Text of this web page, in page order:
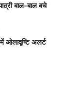
बाल-बाल बचे
ओलावृष्टि अलर्ट